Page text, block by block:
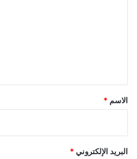
*
الاسم *
البريد الإلكتروني *